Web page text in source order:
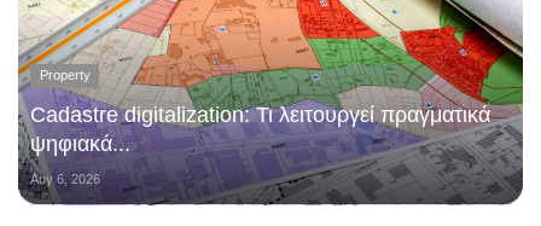
Property
Cadastre digitalization: Τι λειτουργεί πραγματικά
ψηφιακά...
Αυγ 6, 2026